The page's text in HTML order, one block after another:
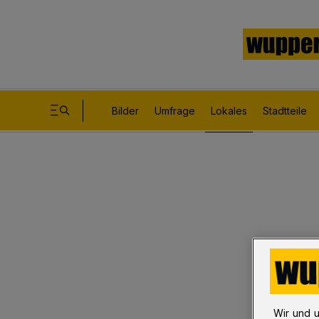
Bilder Umfrage Lokales Stadtteile
Wir und